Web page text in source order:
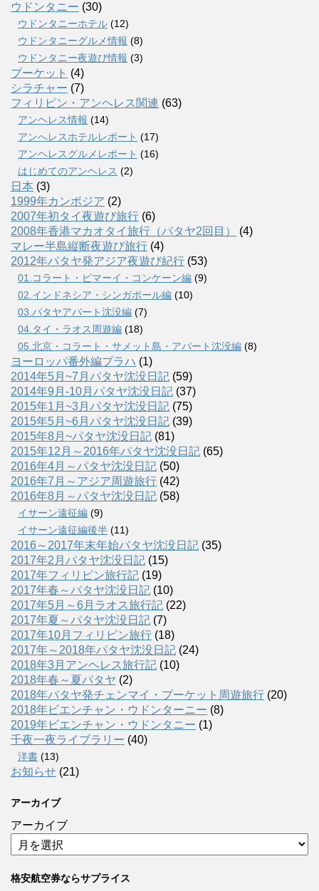
ウドンタニー (30)
ウドンタニーホテル (12)
ウドンタニーグルメ情報 (8)
ウドンタニー夜遊び情報 (3)
プーケット (4)
シラチャー (7)
フィリピン・アンヘレス関連 (63)
アンヘレス情報 (14)
アンへレスホテルレポート (17)
アンヘレスグルメレポート (16)
はじめてのアンヘレス (2)
日本 (3)
1999年カンボジア (2)
2007年初タイ夜遊び旅行 (6)
2008年香港マカオタイ旅行（パタヤ2回目）
(4)
マレー半島縦断夜遊び旅行 (4)
2012年パタヤ発アジア夜遊び紀行 (53)
01.コラート・ピマーイ・コンケーン編 (9)
02.インドネシア・シンガポール編 (10)
03.パタヤアパート沈没編 (7)
04.タイ・ラオス周遊編 (18)
05.北京・コラート・サメット島・アパート沈没編 (8)
ヨーロッパ番外編プラハ (1)
2014年5月~7月パタヤ沈没日記 (59)
2014年9月-10月パタヤ沈没日記 (37)
2015年1月~3月パタヤ沈没日記 (75)
2015年5月~6月パタヤ沈没日記 (39)
2015年8月~パタヤ沈没日記 (81)
2015年12月～2016年パタヤ沈没日記 (65)
2016年4月～パタヤ沈没日記 (50)
2016年7月～アジア周遊旅行 (42)
2016年8月～パタヤ沈没日記 (58)
イサーン遠征編 (9)
イサーン遠征編後半 (11)
2016～2017年末年始パタヤ沈没日記 (35)
2017年2月パタヤ沈没日記 (15)
2017年フィリピン旅行記 (19)
2017年春～パタヤ沈没日記 (10)
2017年5月～6月ラオス旅行記 (22)
2017年夏～パタヤ沈没日記 (7)
2017年10月フィリピン旅行 (18)
2017年～2018年パタヤ沈没日記 (24)
2018年3月アンヘレス旅行記 (10)
2018年春～夏パタヤ (2)
2018年パタヤ発チェンマイ・プーケット周遊旅行 (20)
2018年ビエンチャン・ウドンターニー (8)
2019年ビエンチャン・ウドンタニー (1)
千夜一夜ライブラリー (40)
洋書 (13)
お知らせ (21)
アーカイブ
アーカイブ
格安航空券ならサプライス